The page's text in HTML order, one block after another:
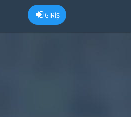
GİRİŞ